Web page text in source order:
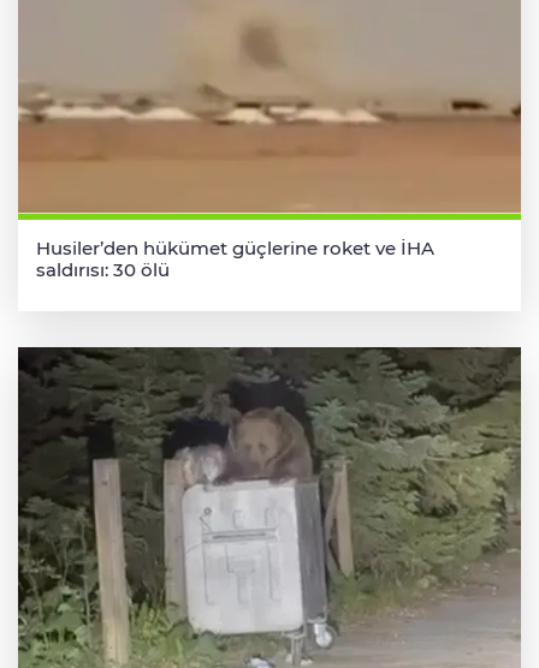
Husiler’den hükümet güçlerine roket ve İHA
saldırısı: 30 ölü